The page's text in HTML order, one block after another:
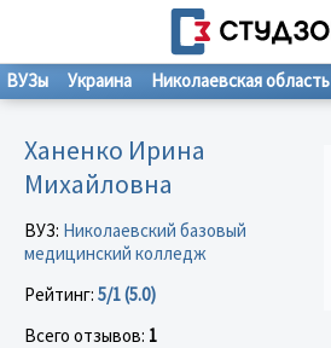
ВУЗы Украина Николаевская область
Ханенко Ирина
Михайловна
ВУЗ: Николаевский базовый
медицинский колледж
Рейтинг: 5/1 (5.0)
Всего отзывов: 1